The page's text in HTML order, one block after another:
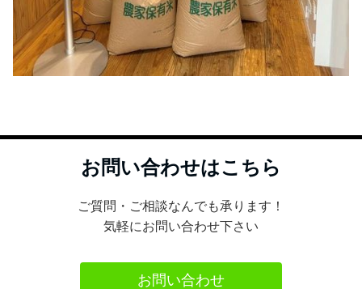
お問い合わせはこちら
ご質問・ご相談なんでも承ります！
気軽にお問い合わせ下さい
お問い合わせ